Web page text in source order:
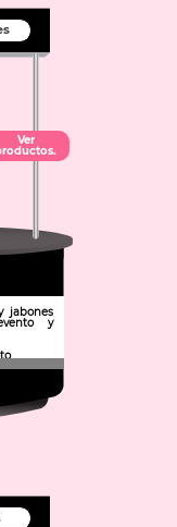
Ver
jabones
y